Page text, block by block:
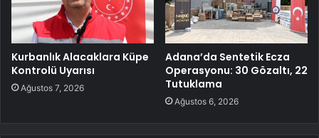
Kurbanlık Alacaklara Küpe
Kontrolü Uyarısı
Ağustos 7, 2026
Adana’da Sentetik Ecza
Operasyonu: 30 Gözaltı, 22
Tutuklama
Ağustos 6, 2026